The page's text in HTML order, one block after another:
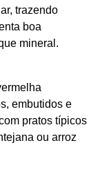
trazendo
boa
mineral.
embutidos e
pratos típicos
ou arroz